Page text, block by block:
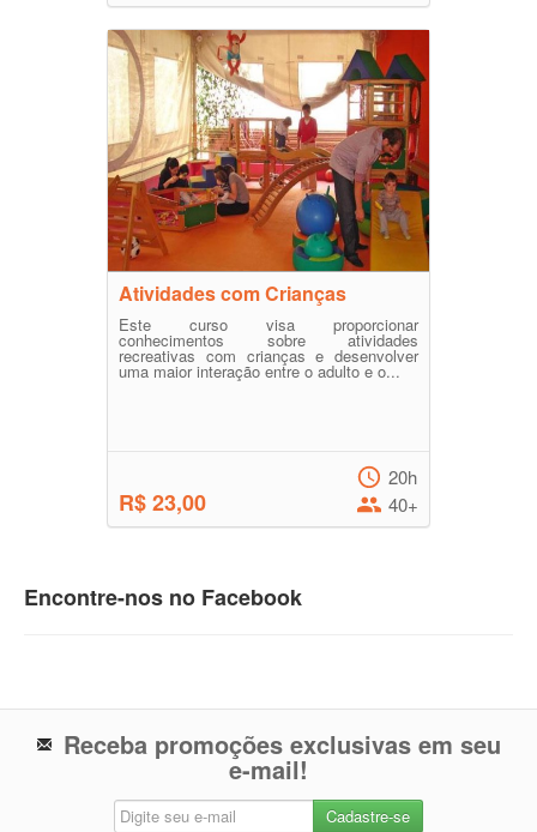
Atividades com Crianças
Este curso visa proporcionar
conhecimentos sobre atividades
recreativas com crianças e desenvolver
uma maior interação entre o adulto e o...
R$ 23,00
20h
40+
Encontre-nos no Facebook
Receba promoções exclusivas em seu
e-mail!